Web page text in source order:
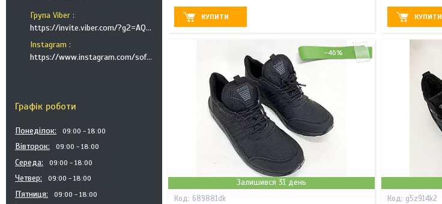
Група Viber
https://invite.viber.com/?g2=AQB9TTXO9EakakisXcuoWDeTdzKtKoAID1GcvWMGy2OHkT6B6XGdC1HAfjh2BQIk
Instagram
https://www.instagram.com/soft_postels/
Графік роботи
Понеділок 09:00 18:00
Вівторок 09:00 18:00
Середа 09:00 18:00
Четвер 09:00 18:00
Пʼятниця 09:00 18:00
КУПИТИ КУПИТИ
–46%
Залишився 31 день
689881dk
g5z914k2